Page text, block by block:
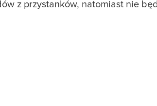
z przystanków, natomiast nie